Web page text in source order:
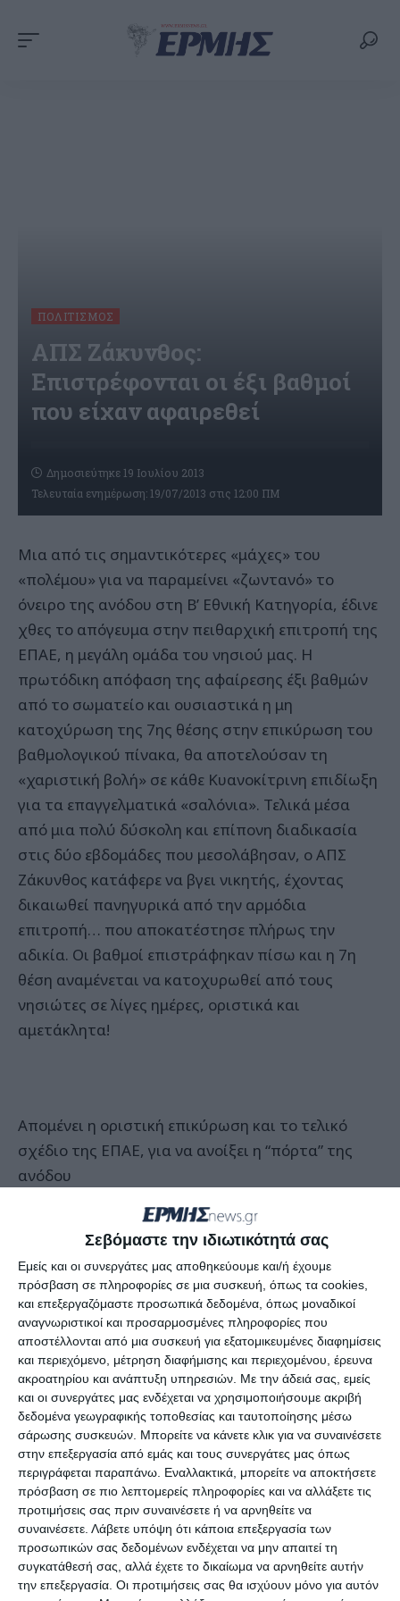
Σεβόμαστε την ιδιωτικότητά σας
Εμείς και οι συνεργάτες μας αποθηκεύουμε και/ή έχουμε
πρόσβαση σε πληροφορίες σε μια συσκευή, όπως τα cookies,
και επεξεργαζόμαστε προσωπικά δεδομένα, όπως μοναδικοί
αναγνωριστικοί και προσαρμοσμένες πληροφορίες που
αποστέλλονται από μια συσκευή για εξατομικευμένες διαφημίσεις
και περιεχόμενο, μέτρηση διαφήμισης και περιεχομένου, έρευνα
ακροατηρίου και ανάπτυξη υπηρεσιών. Με την άδειά σας, εμείς
και οι συνεργάτες μας ενδέχεται να χρησιμοποιήσουμε ακριβή
δεδομένα γεωγραφικής τοποθεσίας και ταυτοποίησης μέσω
σάρωσης συσκευών. Μπορείτε να κάνετε κλικ για να συναινέσετε
στην επεξεργασία από εμάς και τους συνεργάτες μας όπως
περιγράφεται παραπάνω. Εναλλακτικά, μπορείτε να αποκτήσετε
πρόσβαση σε πιο λεπτομερείς πληροφορίες και να αλλάξετε τις
προτιμήσεις σας πριν συναινέσετε ή να αρνηθείτε να
συναινέσετε. Λάβετε υπόψη ότι κάποια επεξεργασία των
προσωπικών σας δεδομένων ενδέχεται να μην απαιτεί τη
συγκατάθεσή σας, αλλά έχετε το δικαίωμα να αρνηθείτε αυτήν
την επεξεργασία. Οι προτιμήσεις σας θα ισχύουν μόνο για αυτόν
ΠΟΛΙΤΙΣΜΌΣ
ΑΠΣ Ζάκυνθος:
Επιστρέφονται οι έξι βαθμοί
που είχαν αφαιρεθεί
Τελευταία ενημέρωση: 19/07/2013 στις 12:00 ΠΜ
Δημοσιεύτηκε 19 Ιουλίου 2013
Μια από τις σημαντικότερες «μάχες» του
«πολέμου» για να παραμείνει «ζωντανό» το
όνειρο της ανόδου στη Β’ Εθνική Κατηγορία, έδινε
χθες το απόγευμα στην πειθαρχική επιτροπή της
ΕΠΑΕ, η μεγάλη ομάδα του νησιού μας. Η
πρωτόδικη απόφαση της αφαίρεσης έξι βαθμών
από το σωματείο και ουσιαστικά η μη
κατοχύρωση της 7ης θέσης στην επικύρωση του
βαθμολογικού πίνακα, θα αποτελούσαν τη
«χαριστική βολή» σε κάθε Κυανοκίτρινη επιδίωξη
για τα επαγγελματικά «σαλόνια». Τελικά μέσα
από μια πολύ δύσκολη και επίπονη διαδικασία
στις δύο εβδομάδες που μεσολάβησαν, ο ΑΠΣ
Ζάκυνθος κατάφερε να βγει νικητής, έχοντας
δικαιωθεί πανηγυρικά από την αρμόδια
επιτροπή… που αποκατέστησε πλήρως την
αδικία. Οι βαθμοί επιστράφηκαν πίσω και η 7η
θέση αναμένεται να κατοχυρωθεί από τους
νησιώτες σε λίγες ημέρες, οριστικά και
αμετάκλητα!
Απομένει η οριστική επικύρωση και το τελικό
σχέδιο της ΕΠΑΕ, για να ανοίξει η “πόρτα” της
ανόδου
Αυτό που απομένει πλέον, είναι η οριστική
επικύρωση της βαθμολογίας και η τελική μορφή
του καινούργιου πρωταθλήματος. Σε περίπτωση
δηλαδή που διατηρηθούν οι δύο όμιλοι των 14
ομάδων, που προβλέπει το αρχικό σχέδιο και
δεδομένων των προβλημάτων που υπάρχουν με
την ΑΕΚ (που έπεσε οικειοθελώς στη Γ’ εθνική) τον
Α.Ο Κέρκυρας (που συγχωνεύεται με την
Κασσιόπη) αλλά και την Α.Ε Λάρισας (που δείχνει
ότι βρίσκεται σε δεινή οικονομικά θέση), η βαριά
«πόρτα» της ανόδου είναι πολύ πιθανό να ανοίξει
για τη Ζακυνθινή ομάδα. Μέσα στις επόμενες
ημέρες, θα γίνουν γνωστές οι προθέσεις της
Μικρής Λίγκας, αλλά μια σημαντική «μάχη» στο
όλο εγχείρημα έχει ήδη κερδηθεί!